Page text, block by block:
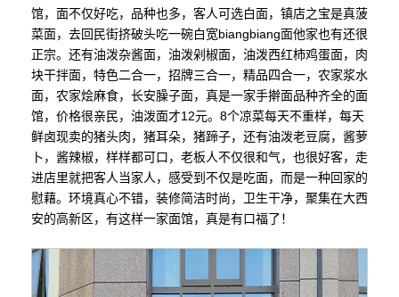
馆，面不仅好吃，品种也多，客人可选白面，镇店之宝是真菠
菜面，去回民街挤破头吃一碗白宽biangbiang面他家也有还很
正宗。还有油泼杂酱面，油泼剁椒面，油泼西红柿鸡蛋面，肉
块干拌面，特色二合一，招牌三合一，精品四合一，农家浆水
面，农家烩麻食，长安臊子面，真是一家手擀面品种齐全的面
馆，价格很亲民，油泼面才12元。8个凉菜每天不重样，每天
鲜卤现卖的猪头肉，猪耳朵，猪蹄子，还有油泼老豆腐，酱萝
卜，酱辣椒，样样都可口，老板人不仅很和气，也很好客，走
进店里就把客人当家人，感受到不仅是吃面，而是一种回家的
慰藉。环境真心不错，装修简洁时尚，卫生干净，聚集在大西
安的高新区，有这样一家面馆，真是有口福了！